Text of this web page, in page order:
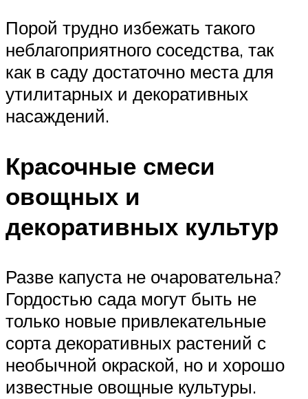
Порой трудно избежать такого
неблагоприятного соседства, так
как в саду достаточно места для
утилитарных и декоративных
насаждений.
Красочные смеси
овощных и
декоративных культур
Разве капуста не очаровательна?
Гордостью сада могут быть не
только новые привлекательные
сорта декоративных растений с
необычной окраской, но и хорошо
известные овощные культуры.